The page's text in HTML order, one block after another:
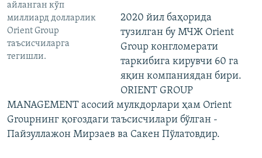
айланган кўп
миллиард долларлик
Orient Group
таъсисчиларга
тегишли.
2020 йил баҳорида
тузилган бу МЧЖ Orient
Group конгломерати
таркибига кирувчи 60 га
яқин компаниядан бири.
ORIENT GROUP
MANAGEMENT асосий мулкдорлари ҳам Orient
Groupнинг қоғоздаги таъсисчилари бўлган -
Пайзуллажон Мирзаев ва Сакен Пўлатовдир.